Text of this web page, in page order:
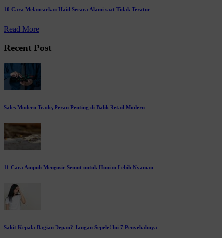
10 Cara Melancarkan Haid Secara Alami saat Tidak Teratur
Read More
Recent Post
Sales Modern Trade, Peran Penting di Balik Retail Modern
11 Cara Ampuh Mengusir Semut untuk Hunian Lebih Nyaman
Sakit Kepala Bagian Depan? Jangan Sepele! Ini 7 Penyebabnya